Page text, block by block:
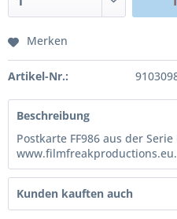
Merken
Artikel-Nr.:
Beschreibung
Postkarte FF986 aus der
www.filmfreakproductions.eu.
Kunden kauften auch